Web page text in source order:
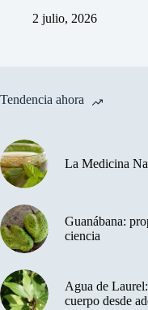
2 julio, 2026
Tendencia ahora
La Medicina
Guanábana:
ciencia
Agua de
cuerpo desde